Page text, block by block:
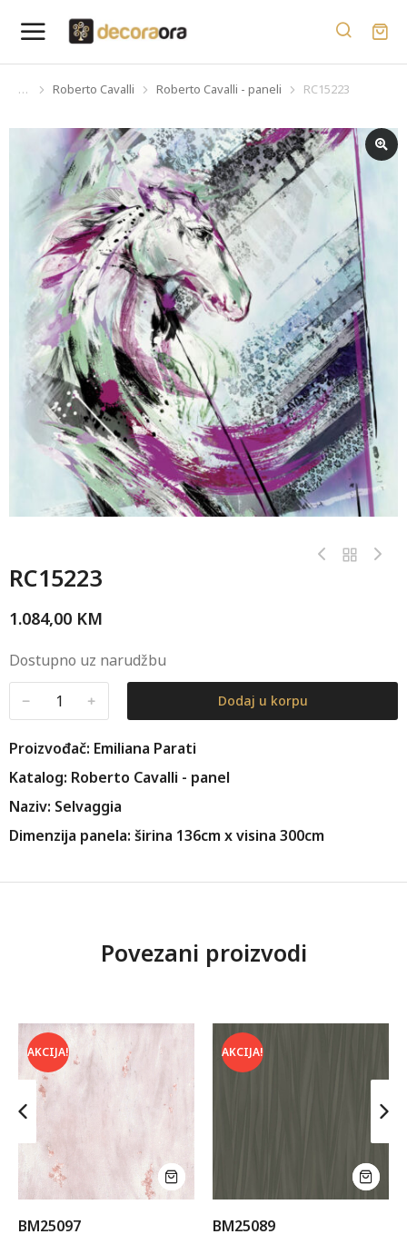
You are here:
Roberto Cavalli Roberto Cavalli - paneli RC15223
RC15223
1.084,00 KM
Dostupno uz narudžbu
﹣ ﹢ Dodaj u korpu
Proizvođač: Emiliana Parati
Katalog: Roberto Cavalli - panel
Naziv: Selvaggia
Dimenzija panela: širina 136cm x visina 300cm
Povezani proizvodi
AKCIJA!
BM25097
AKCIJA!
BM25089